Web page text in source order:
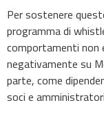
Per sostenere
programma di
comportamenti non
negativamente su
parte, come
soci e